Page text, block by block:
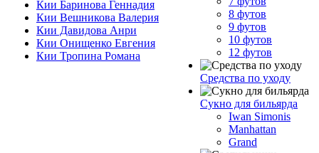
Кии Баринова Геннадия
Кии Вешникова Валерия
Кии Давидова Анри
Кии Онищенко Евгения
Кии Тропина Романа
8 футов
9 футов
10 футов
12 футов
Средства по уходу
Сукно для бильярда
Iwan Simonis
Manhattan
Grand